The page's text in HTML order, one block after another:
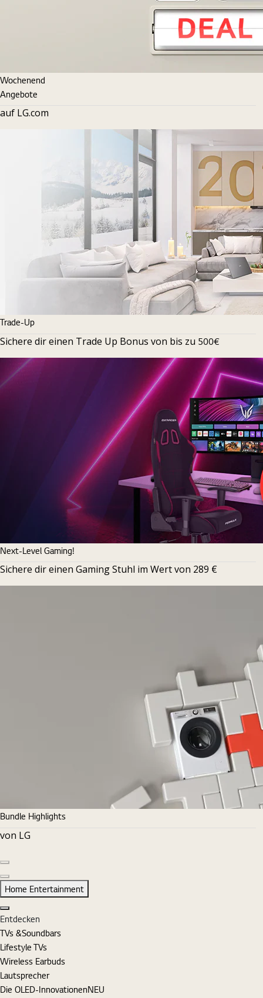
Wochenend
Angebote
auf LG.com
Trade-Up
Sichere dir einen Trade Up Bonus von bis zu 500€
Next-Level Gaming!
Sichere dir einen Gaming Stuhl im Wert von 289 €
Bundle Highlights
von LG
Nächste Folie
Home Entertainment
Schließen
Entdecken
TVs &Soundbars
Lifestyle TVs
Wireless Earbuds
Lautsprecher
Die OLED-InnovationenNEU